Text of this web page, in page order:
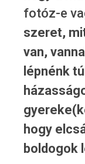
fotóz-e
szeret,
van,
lépnénk
hogy
boldogok